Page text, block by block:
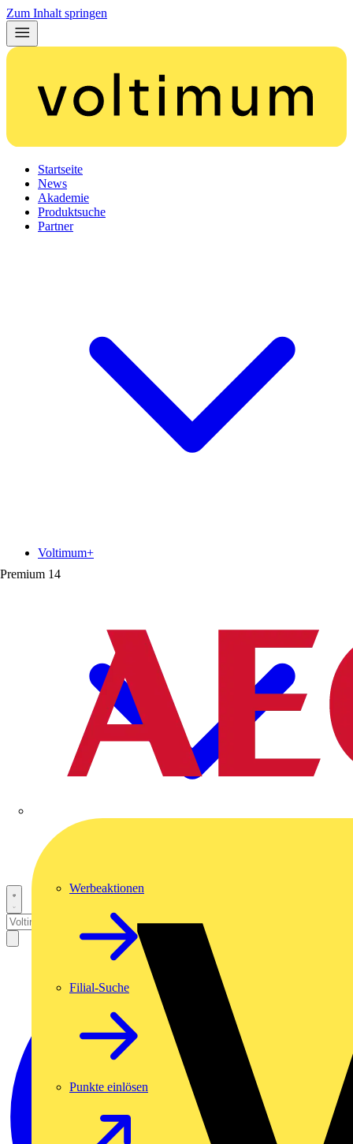
Zum Inhalt springen
Startseite
News
Akademie
Produktsuche
Partner
Premium 14
Voltimum+
Werbeaktionen
Filial-Suche
Punkte einlösen